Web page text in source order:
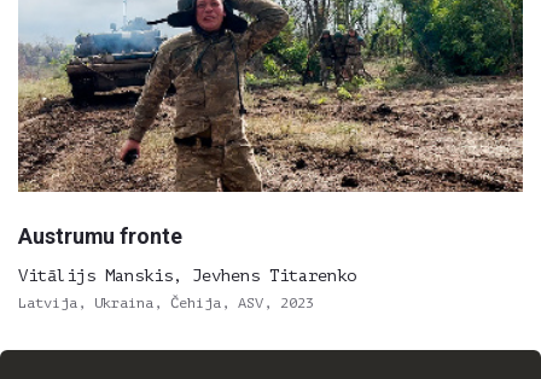
Austrumu fronte
Vitālijs Manskis, Jevhens Titarenko
Latvija, Ukraina, Čehija, ASV, 2023